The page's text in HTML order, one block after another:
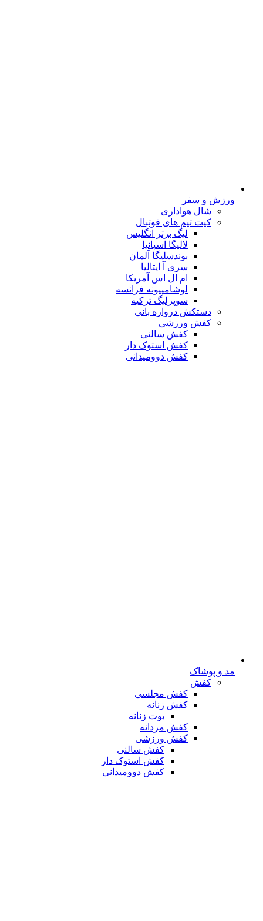
ورزش و سفر
شال هواداری
کیت تیم های فوتبال
لیگ برتر انگلیس
لالیگا اسپانیا
بوندسلیگا آلمان
سری آ ایتالیا
ام ال اس آمریکا
لوشامپیونه فرانسه
سوپرلیگ ترکیه
دستکش دروازه بانی
کفش ورزشی
کفش سالنی
کفش استوک دار
کفش دوومیدانی
مد و پوشاک
کفش
کفش مجلسی
کفش زنانه
بوت زنانه
کفش مردانه
کفش ورزشی
کفش سالنی
کفش استوک دار
کفش دوومیدانی